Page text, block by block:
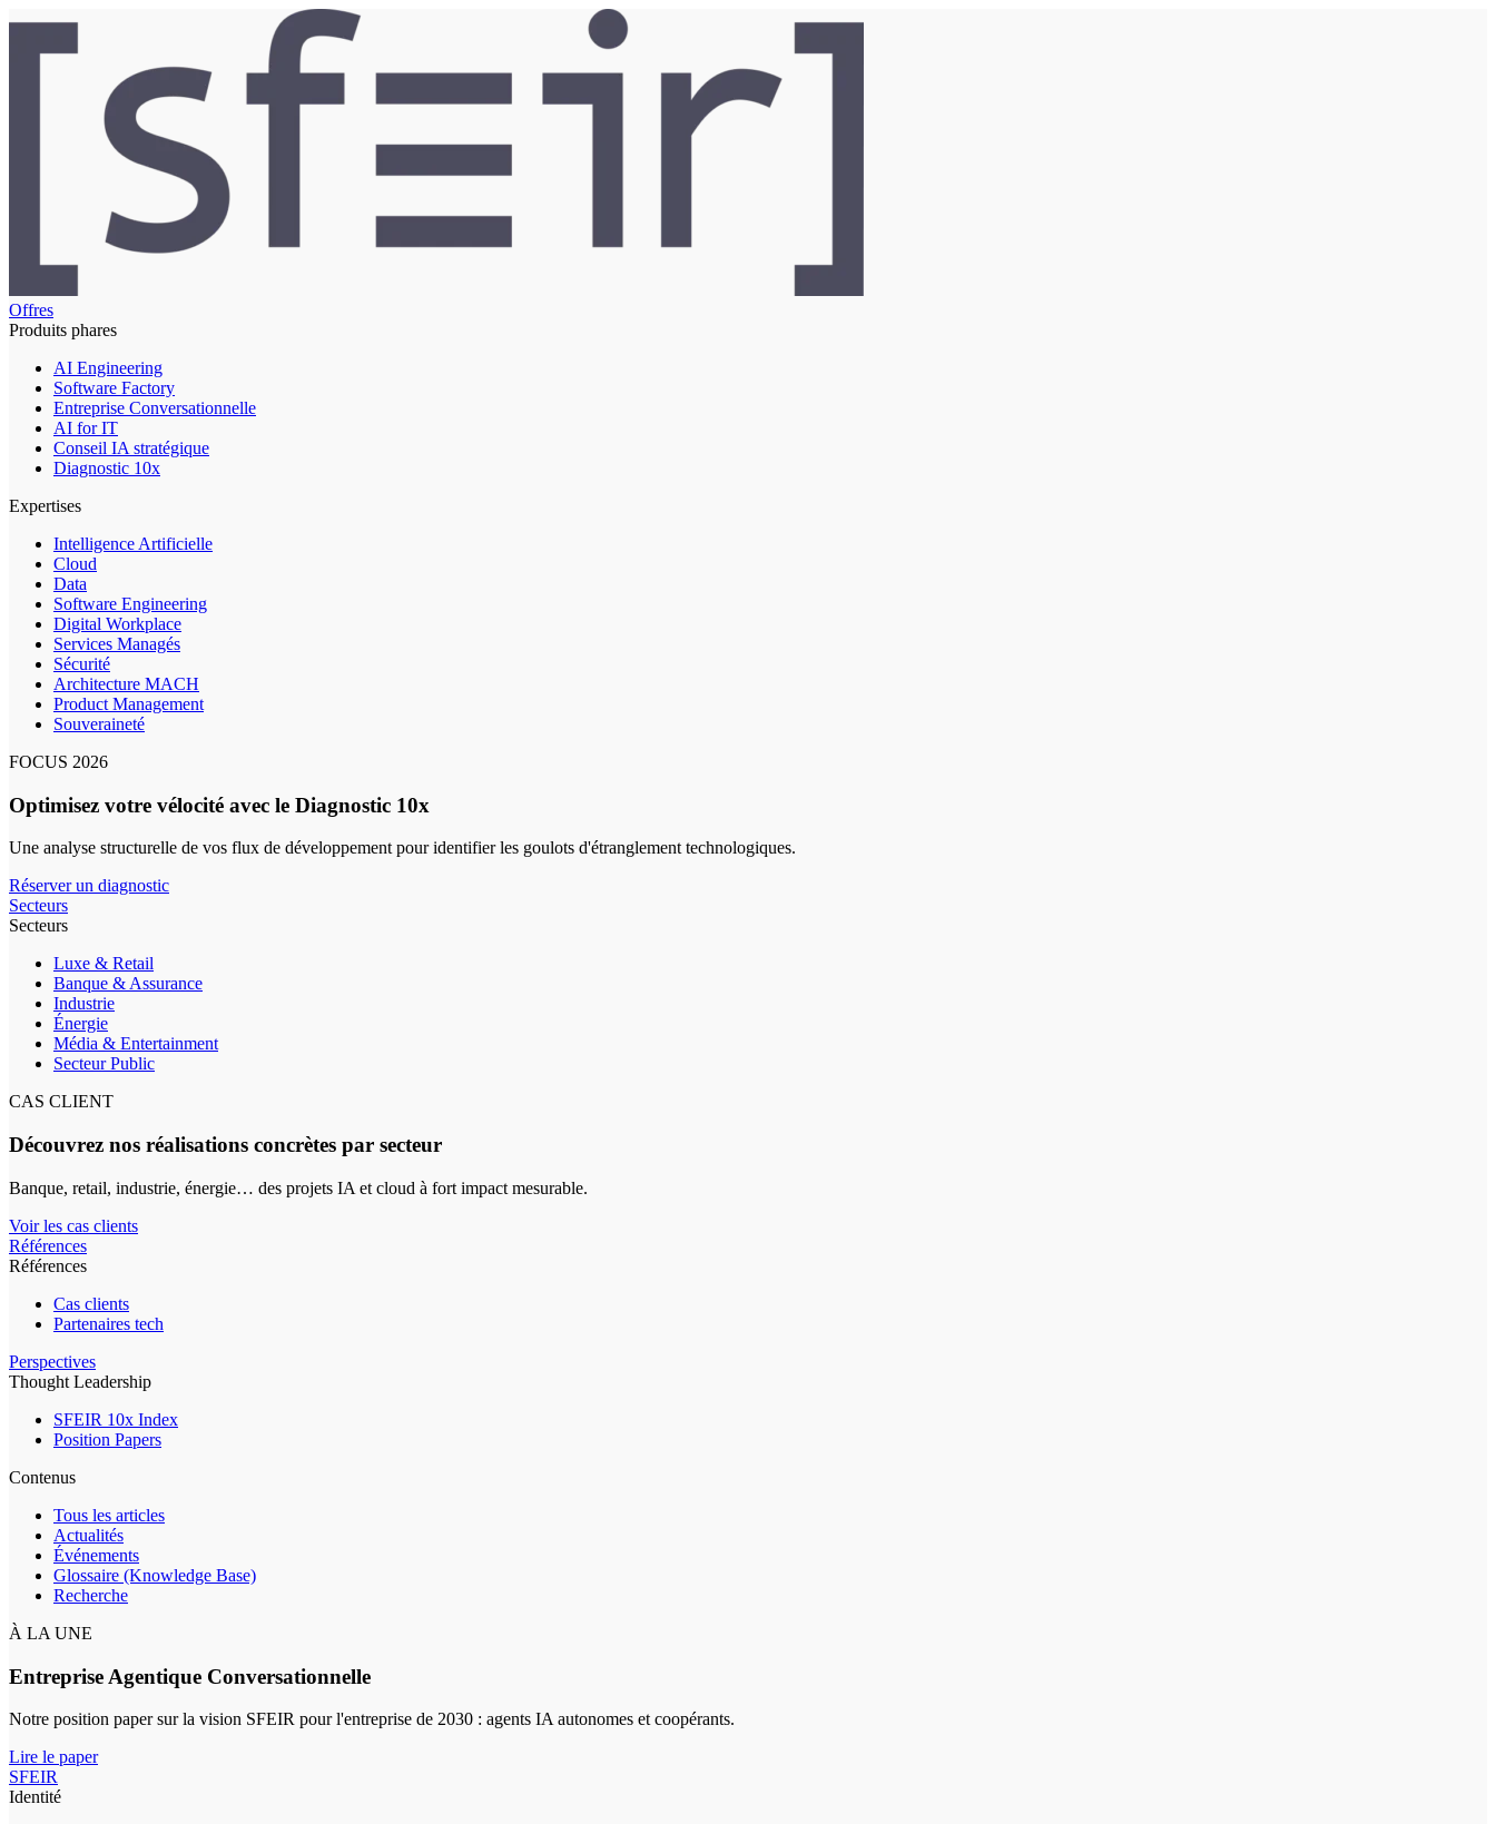
Offres
Produits phares
AI Engineering
Software Factory
Entreprise Conversationnelle
AI for IT
Conseil IA stratégique
Diagnostic 10x
Expertises
Intelligence Artificielle
Cloud
Data
Software Engineering
Digital Workplace
Services Managés
Sécurité
Architecture MACH
Product Management
Souveraineté
FOCUS 2026
Optimisez votre vélocité avec le Diagnostic 10x
Une analyse structurelle de vos flux de développement pour identifier les goulots d'étranglement technologiques.
Réserver un diagnostic
Secteurs
Secteurs
Luxe & Retail
Banque & Assurance
Industrie
Énergie
Média & Entertainment
Secteur Public
CAS CLIENT
Découvrez nos réalisations concrètes par secteur
Banque, retail, industrie, énergie… des projets IA et cloud à fort impact mesurable.
Voir les cas clients
Références
Références
Cas clients
Partenaires tech
Perspectives
Thought Leadership
SFEIR 10x Index
Position Papers
Contenus
Tous les articles
Actualités
Événements
Glossaire (Knowledge Base)
Recherche
À LA UNE
Entreprise Agentique Conversationnelle
Notre position paper sur la vision SFEIR pour l'entreprise de 2030 : agents IA autonomes et coopérants.
Lire le paper
SFEIR
Identité